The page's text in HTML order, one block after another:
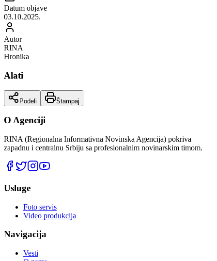
Datum objave
03.10.2025.
Autor
RINA
Hronika
Alati
Podeli Štampaj
O Agenciji
RINA (Regionalna Informativna Novinska Agencija) pokriva
zapadnu i centralnu Srbiju sa profesionalnim novinarskim timom.
Usluge
Foto servis
Video produkcija
Navigacija
Vesti